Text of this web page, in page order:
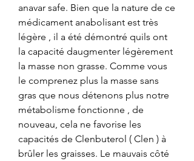
anavar safe. Bien que la nature de ce
médicament anabolisant est très
légère , il a été démontré quils ont
la capacité daugmenter légèrement
la masse non grasse. Comme vous
le comprenez plus la masse sans
gras que nous détenons plus notre
métabolisme fonctionne , de
nouveau, cela ne favorise les
capacités de Clenbuterol ( Clen ) à
brûler les graisses. Le mauvais côté